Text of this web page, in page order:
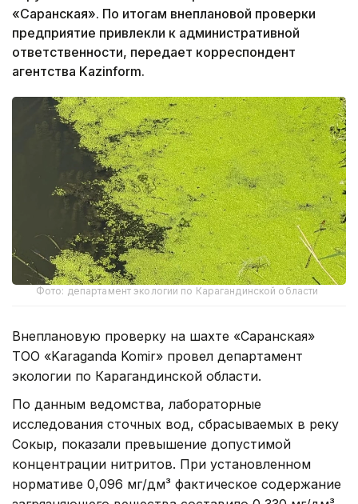
«Саранская». По итогам внеплановой проверки
предприятие привлекли к административной
ответственности, передает корреспондент
агентства Kazinform.
Фото: департамент экологии по Карагандинской области
Внеплановую проверку на шахте «Саранская»
ТОО «Karaganda Komir» провел департамент
экологии по Карагандинской области.
По данным ведомства, лабораторные
исследования сточных вод, сбрасываемых в реку
Сокыр, показали превышение допустимой
концентрации нитритов. При установленном
нормативе 0,096 мг/дм³ фактическое содержание